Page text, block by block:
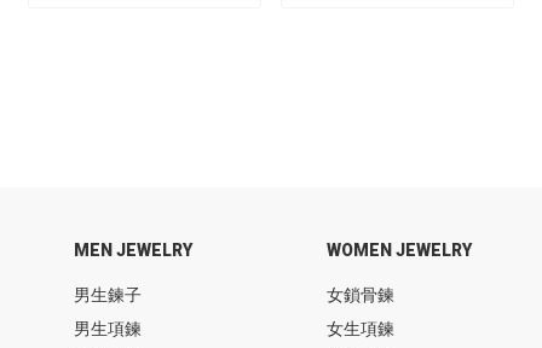
MEN JEWELRY
男生鍊子
男生項鍊
WOMEN JEWELRY
女鎖骨鍊
女生項鍊